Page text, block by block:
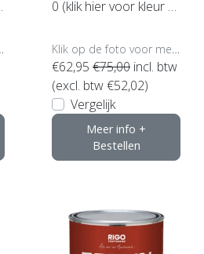
0 (klik hier voor kleur e
€62,95 €75,00 incl. btw
(excl. btw €52,02)
Vergelijk
Meer info +
Bestellen